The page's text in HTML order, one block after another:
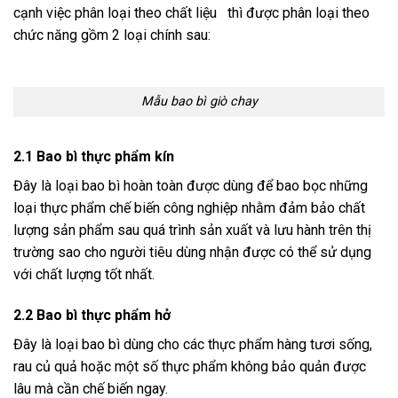
cạnh việc phân loại theo chất liệu thì được phân loại theo
chức năng gồm 2 loại chính sau:
Mẫu bao bì giò chay
2.1 Bao bì thực phẩm kín
Đây là loại bao bì hoàn toàn được dùng để bao bọc những
loại thực phẩm chế biến công nghiệp nhằm đảm bảo chất
lượng sản phẩm sau quá trình sản xuất và lưu hành trên thị
trường sao cho người tiêu dùng nhận được có thể sử dụng
với chất lượng tốt nhất.
2.2 Bao bì thực phẩm hở
Đây là loại bao bì dùng cho các thực phẩm hàng tươi sống,
rau củ quả hoặc một số thực phẩm không bảo quản được
lâu mà cần chế biến ngay.